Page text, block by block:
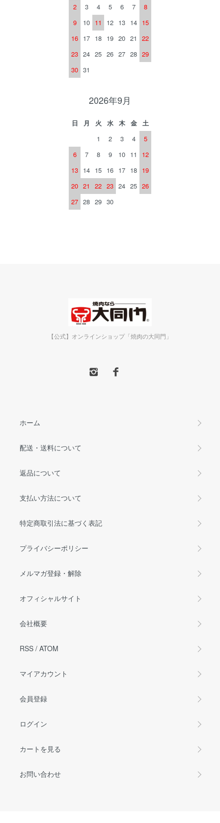
2
3 4 5 6 7
8
9
10 11 12 13 14 15
16 17 18 19 20 21
22
23 24 25 26 27 28 29
30 31
2026年9月
日 月 火 水 木 金
土
1
2 3 4
5
6
7 8 9 10 11
12
13 14 15 16 17 18 19
20 21 22 23 24 25 26
27 28 29 30
【公式】オンラインショップ「焼肉の大同門」
ホーム
配送・送料について
返品について
支払い方法について
特定商取引法に基づく表記
プライバシーポリシー
メルマガ登録・解除
オフィシャルサイト
会社概要
RSS / ATOM
マイアカウント
会員登録
ログイン
カートを見る
お問い合わせ